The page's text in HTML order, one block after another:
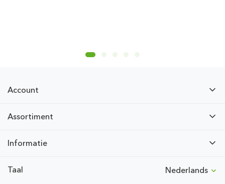
Account
Assortiment
Informatie
Taal Nederlands